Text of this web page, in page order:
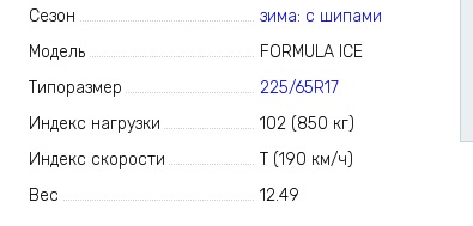
Сезон
зима: с шипами
Модель
FORMULA ICE
Типоразмер
225/65R17
Индекс нагрузки
102 (850 кг)
Индекс скорости
T (190 км/ч)
Вес
12.49